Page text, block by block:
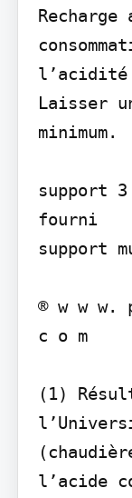
l’acidité
Laisser
minimum.
support
fourni
support
® w w
c o m
(1)
l’acide